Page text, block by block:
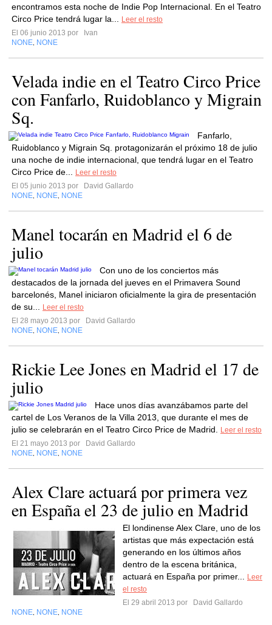
encontramos esta noche de Indie Pop Internacional. En el Teatro
Circo Price tendrá lugar la...
Leer el resto
El 06 junio 2013 por
Ivan
NONE NONE
Velada indie en el Teatro Circo Price
con Fanfarlo, Ruidoblanco y Migrain
Sq.
Fanfarlo,
Ruidoblanco y Migrain Sq. protagonizarán el próximo 18 de julio
una noche de indie internacional, que tendrá lugar en el Teatro
Circo Price de...
Leer el resto
El 05 junio 2013 por
David Gallardo
NONE NONE NONE
Manel tocarán en Madrid el 6 de
julio
Con uno de los conciertos más
destacados de la jornada del jueves en el Primavera Sound
barcelonés, Manel iniciaron oficialmente la gira de presentación
de su...
Leer el resto
El 28 mayo 2013 por
David Gallardo
NONE NONE NONE
Rickie Lee Jones en Madrid el 17 de
julio
Hace unos días avanzábamos parte del
cartel de Los Veranos de la Villa 2013, que durante el mes de
julio se celebrarán en el Teatro Circo Price de Madrid.
Leer el resto
El 21 mayo 2013 por
David Gallardo
NONE NONE NONE
Alex Clare actuará por primera vez
en España el 23 de julio en Madrid
El londinense Alex Clare, uno de los
artistas que más expectación está
generando en los últimos años
dentro de la escena británica,
actuará en España por primer...
Leer
el resto
El 29 abril 2013 por
David Gallardo
NONE NONE NONE